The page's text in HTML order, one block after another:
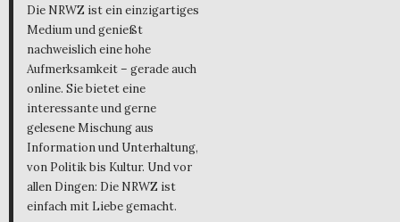
Die NRWZ ist ein einzigartiges
Medium und genießt
nachweislich eine hohe
Aufmerksamkeit – gerade auch
online. Sie bietet eine
interessante und gerne
gelesene Mischung aus
Information und Unterhaltung,
von Politik bis Kultur. Und vor
allen Dingen: Die NRWZ ist
einfach mit Liebe gemacht.